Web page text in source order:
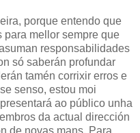
porque entendo que
para mellor sempre que
responsabilidades
só saberán profundar
tamén corrixir erros e
senso, estou moi
ao público unha
da actual dirección
de novas mans. Para